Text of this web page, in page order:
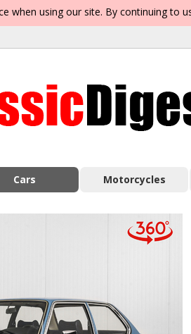
when using our site. By continuing to
Cars Motorcycles